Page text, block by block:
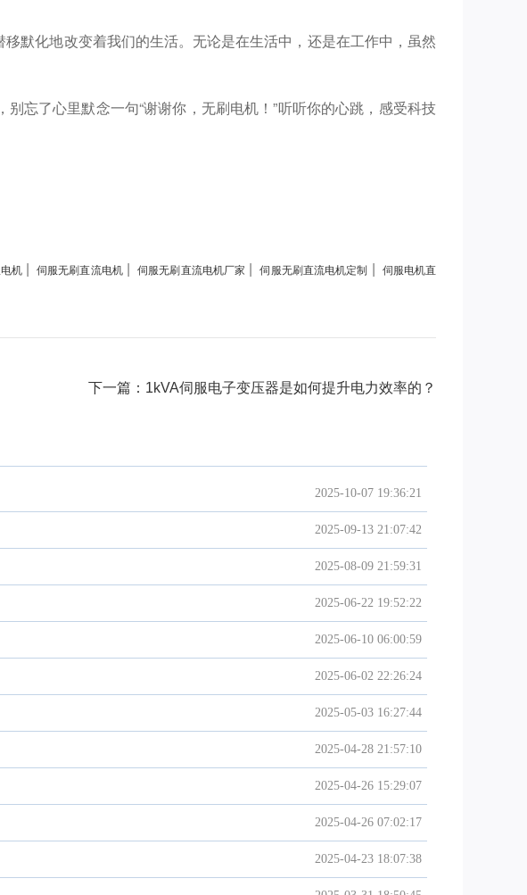
默化地改变着我们的生活。无论是在生活中，还是在工作中，虽然
忘了心里默念一句“谢谢你，无刷电机！”听听你的心跳，感受科技
机|伺服无刷直流电机|伺服无刷直流电机厂家 |伺服无刷直流电机定制 | 伺服电机直
下一篇：1kVA伺服电子变压器是如何提升电力效率的？
2025-10-07 19:36:21
2025-09-13 21:07:42
2025-08-09 21:59:31
2025-06-22 19:52:22
2025-06-10 06:00:59
2025-06-02 22:26:24
2025-05-03 16:27:44
2025-04-28 21:57:10
2025-04-26 15:29:07
2025-04-26 07:02:17
2025-04-23 18:07:38